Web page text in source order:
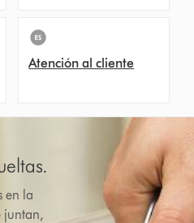
Atención al cliente
en la
juntan,